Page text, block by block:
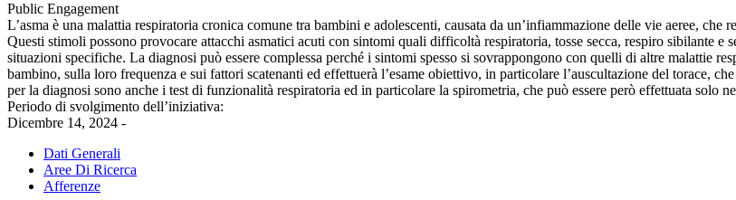
Public Engagement
L’asma è una malattia respiratoria cronica comune tra bambini e adolescenti, causata da un’infiammazione delle vie aeree,
Questi stimoli possono provocare attacchi asmatici acuti con sintomi quali difficoltà respiratoria, tosse secca, respiro sibilante
situazioni specifiche. La diagnosi può essere complessa perché i sintomi spesso si sovrappongono con quelli di altre malattie
bambino, sulla loro frequenza e sui fattori scatenanti ed effettuerà l’esame obiettivo, in particolare l’auscultazione del torace,
per la diagnosi sono anche i test di funzionalità respiratoria ed in particolare la spirometria, che può essere però effettuata solo
Periodo di svolgimento dell’iniziativa:
Dicembre 14, 2024 -
Dati Generali
Aree Di Ricerca
Afferenze